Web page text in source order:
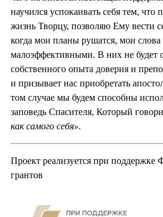
научился успокаивать себя тем,
жизнь Творцу, позволяю Ему вести
когда мои планы рушатся, мои
малоэффективными. В них не будет
собственного опыта доверия и
и призывает нас приобретать
том случае мы будем способны
заповедь Спасителя, Который
как самого себя».
Проект реализуется при поддержке
грантов